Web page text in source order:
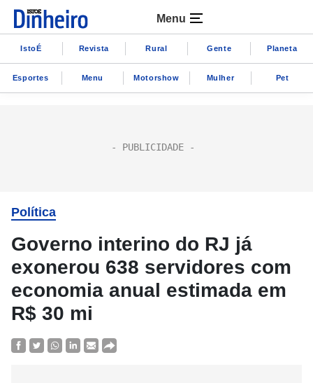
Menu
IstoÉ Revista Rural Gente Planeta
Esportes Menu Motorshow Mulher Pet
Política
Governo interino do RJ já
exonerou 638 servidores com
economia anual estimada em
R$ 30 mi